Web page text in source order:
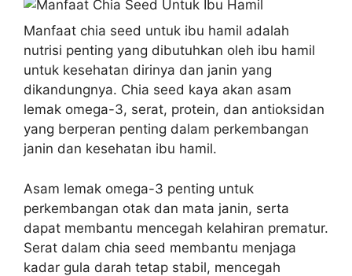
Manfaat chia seed untuk ibu hamil adalah
nutrisi penting yang dibutuhkan oleh ibu hamil
untuk kesehatan dirinya dan janin yang
dikandungnya. Chia seed kaya akan asam
lemak omega-3, serat, protein, dan antioksidan
yang berperan penting dalam perkembangan
janin dan kesehatan ibu hamil.
Asam lemak omega-3 penting untuk
perkembangan otak dan mata janin, serta
dapat membantu mencegah kelahiran prematur.
Serat dalam chia seed membantu menjaga
kadar gula darah tetap stabil, mencegah